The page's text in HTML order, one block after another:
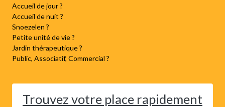
Accueil de jour ?
Accueil de nuit ?
Snoezelen ?
Petite unité de vie ?
Jardin thérapeutique ?
Public, Associatif, Commercial ?
Trouvez votre place rapidement